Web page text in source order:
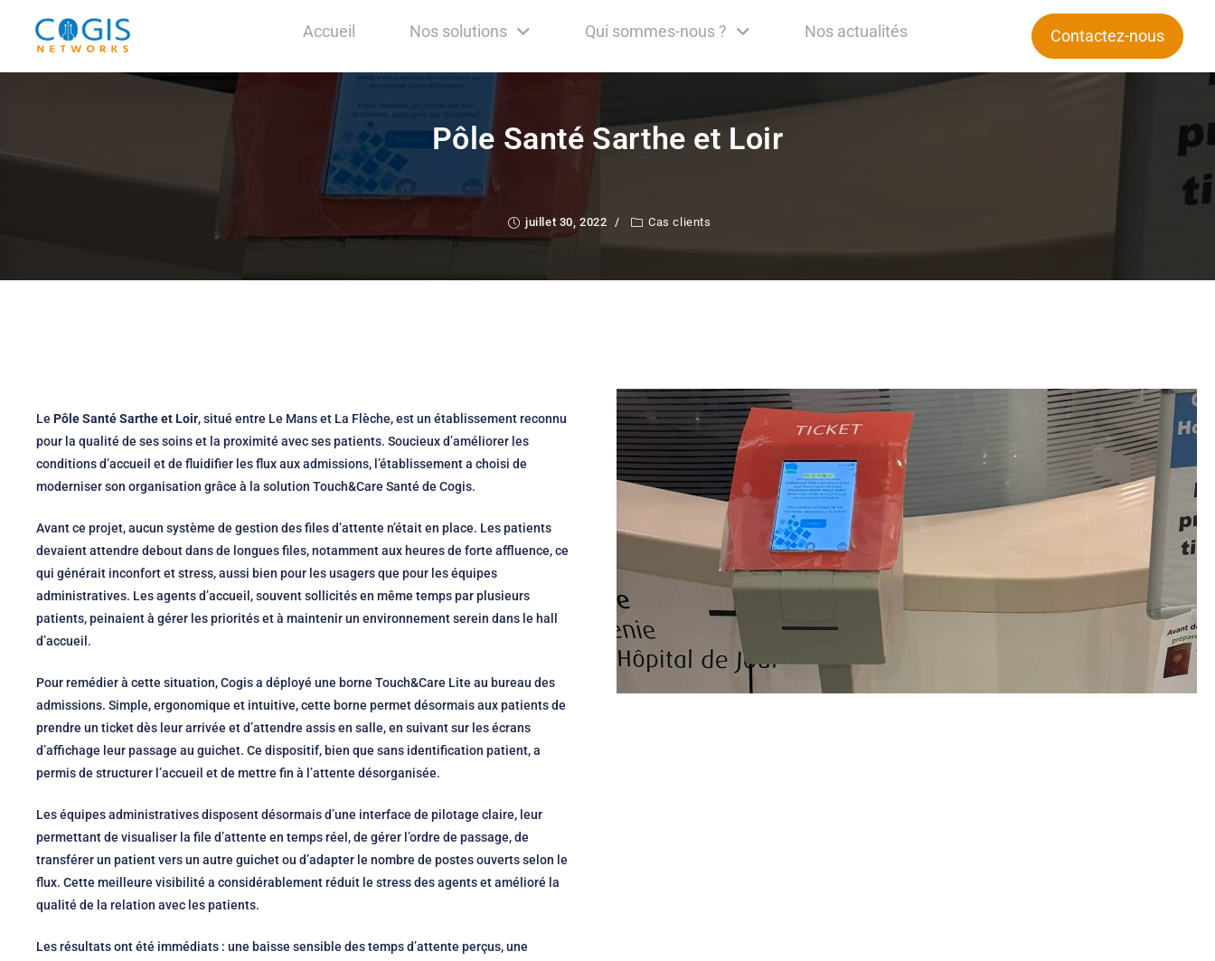
Accueil Nos solutions Qui sommes-nous ? Nos actualités Contactez-nous
Pôle Santé Sarthe et Loir
juillet 30, 2022 Cas clients
Le Pôle Santé Sarthe et Loir, situé entre Le Mans et La Flèche, est un établissement reconnu
pour la qualité de ses soins et la proximité avec ses patients. Soucieux d’améliorer les
conditions d’accueil et de fluidifier les flux aux admissions, l’établissement a choisi de
moderniser son organisation grâce à la solution Touch&Care Santé de Cogis.
Avant ce projet, aucun système de gestion des files d’attente n’était en place. Les patients
devaient attendre debout dans de longues files, notamment aux heures de forte affluence, ce
qui générait inconfort et stress, aussi bien pour les usagers que pour les équipes
administratives. Les agents d’accueil, souvent sollicités en même temps par plusieurs
patients, peinaient à gérer les priorités et à maintenir un environnement serein dans le hall
d’accueil.
Pour remédier à cette situation, Cogis a déployé une borne Touch&Care Lite au bureau des
admissions. Simple, ergonomique et intuitive, cette borne permet désormais aux patients de
prendre un ticket dès leur arrivée et d’attendre assis en salle, en suivant sur les écrans
d’affichage leur passage au guichet. Ce dispositif, bien que sans identification patient, a
permis de structurer l’accueil et de mettre fin à l’attente désorganisée.
Les équipes administratives disposent désormais d’une interface de pilotage claire, leur
permettant de visualiser la file d’attente en temps réel, de gérer l’ordre de passage, de
transférer un patient vers un autre guichet ou d’adapter le nombre de postes ouverts selon le
flux. Cette meilleure visibilité a considérablement réduit le stress des agents et amélioré la
qualité de la relation avec les patients.
Les résultats ont été immédiats : une baisse sensible des temps d’attente perçus, une